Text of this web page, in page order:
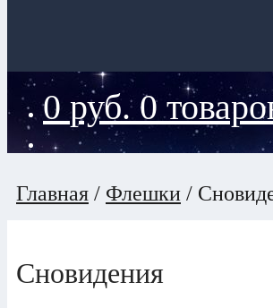
0 руб. 0
Главная / Флешки /
Сновидения